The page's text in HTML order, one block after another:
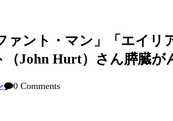
ァント・マン」「エイ
John Hurt）さん膵臓が
0 Comments